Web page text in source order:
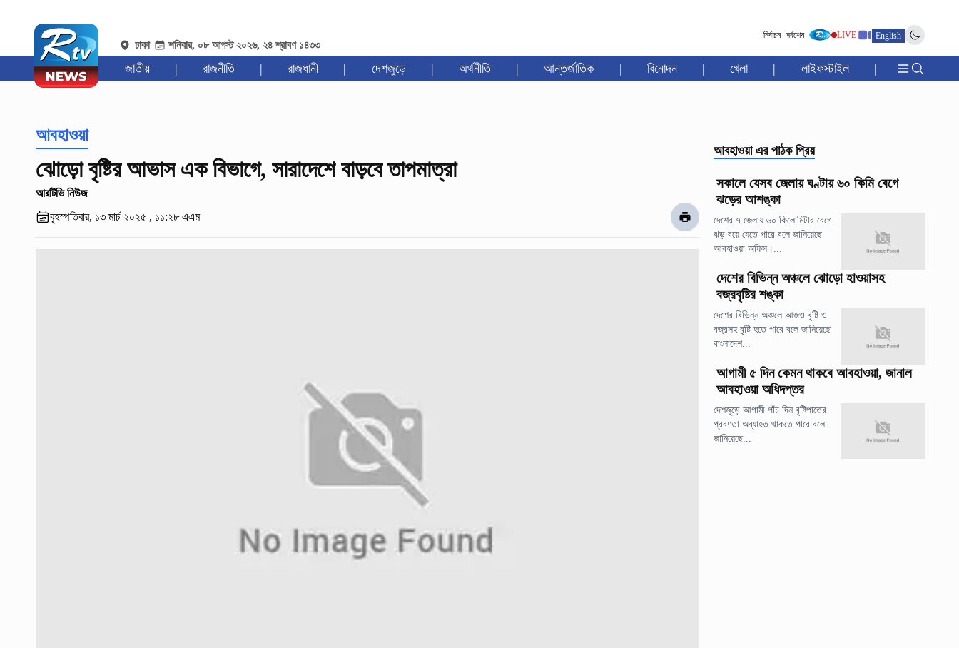
ঢাকা শনিবার, ০৮ আগস্ট ২০২৬, ২৪ শ্রাবণ ১৪৩৩
নির্বাচন সর্বশেষ LIVE English
জাতীয় | রাজনীতি | রাজধানী | দেশজুড়ে | অর্থনীতি | আন্তর্জাতিক | বিনোদন | খেলা | লাইফস্টাইল |
আবহাওয়া
ঝোড়ো বৃষ্টির আভাস এক বিভাগে, সারাদেশে বাড়বে তাপমাত্রা
আরটিভি নিউজ
বৃহস্পতিবার, ১৩ মার্চ ২০২৫ , ১১:২৮ এএম
আবহাওয়া এর পাঠক প্রিয়
সকালে যেসব জেলায় ঘণ্টায় ৬০ কিমি বেগে
ঝড়ের আশঙ্কা
দেশের ৭ জেলায় ৬০ কিলোমিটার বেগে
ঝড় বয়ে যেতে পারে বলে জানিয়েছে
আবহাওয়া অফিস।...
দেশের বিভিন্ন অঞ্চলে ঝোড়ো হাওয়াসহ
বজ্রবৃষ্টির শঙ্কা
দেশের বিভিন্ন অঞ্চলে আজও বৃষ্টি ও
বজ্রসহ বৃষ্টি হতে পারে বলে জানিয়েছে
বাংলাদেশ...
আগামী ৫ দিন কেমন থাকবে আবহাওয়া, জানাল
আবহাওয়া অধিদপ্তর
দেশজুড়ে আগামী পাঁচ দিন বৃষ্টিপাতের
প্রবণতা অব্যাহত থাকতে পারে বলে
জানিয়েছে...